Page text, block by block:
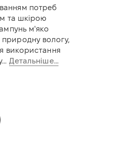
потреб
та шкірою
м'яко
вологу,
використання
Детальніше...